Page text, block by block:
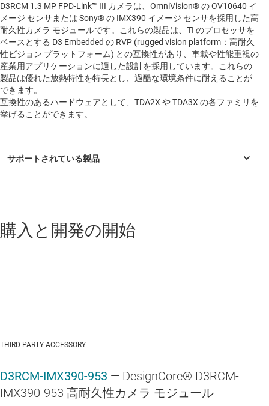
D3RCM 1.3 MP FPD-Link™ III カメラは、OmniVision® の OV10640 イ
メージ センサまたは Sony® の IMX390 イメージ センサを採用した高
耐久性カメラ モジュールです。これらの製品は、TI のプロセッサを
ベースとする D3 Embedded の RVP (rugged vision platform：高耐久
性ビジョン プラットフォーム) との互換性があり、車載や性能重視の
産業用アプリケーションに適した設計を採用しています。これらの
製品は優れた放熱特性を特長とし、過酷な環境条件に耐えることが
できます。
互換性のあるハードウェアとして、TDA2X や TDA3X の各ファミリを
挙げることができます。
DS90UB953-Q1— 2MP（メガピクセル）/60fps カメラとレーダー
向け、2MP MIPI® CSI FPD-2 FPD-Link III シリアライザ
IWR1843 — DSP、マイコン、レーダー アクセラレータを統合した
IWR1843AOP —産業用、DSP とマイコンをアンテナ オン パッケー
ジに内蔵、シングルチップ 76GHz ～ 81GHz レーダー センサ
購入と開発の開始
THIRD-PARTY ACCESSORY
D3RCM-IMX390-953 — DesignCore® D3RCM-
IMX390-953 高耐久性カメラ モジュール